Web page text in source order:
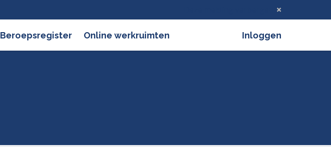
Beroepsregister Online werkruimten Inloggen